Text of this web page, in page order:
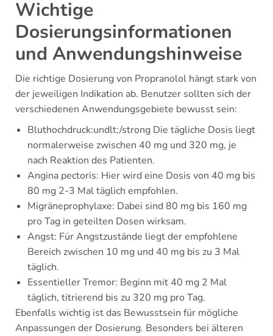
Wichtige
Dosierungsinformationen
und Anwendungshinweise
Die richtige Dosierung von Propranolol hängt stark von
der jeweiligen Indikation ab. Benutzer sollten sich der
verschiedenen Anwendungsgebiete bewusst sein:
Bluthochdruck:undlt;/strong Die tägliche Dosis liegt
normalerweise zwischen 40 mg und 320 mg, je
nach Reaktion des Patienten.
Angina pectoris: Hier wird eine Dosis von 40 mg bis
80 mg 2-3 Mal täglich empfohlen.
Migräneprophylaxe: Dabei sind 80 mg bis 160 mg
pro Tag in geteilten Dosen wirksam.
Angst: Für Angstzustände liegt der empfohlene
Bereich zwischen 10 mg und 40 mg bis zu 3 Mal
täglich.
Essentieller Tremor: Beginn mit 40 mg 2 Mal
täglich, titrierend bis zu 320 mg pro Tag.
Ebenfalls wichtig ist das Bewusstsein für mögliche
Anpassungen der Dosierung. Besonders bei älteren